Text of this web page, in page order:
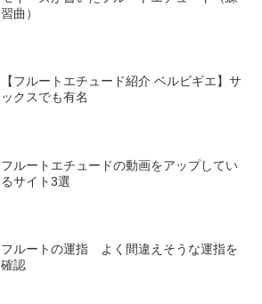
習曲）
【フルートエチュード紹介 ベルビギエ】サ
ックスでも有名
フルートエチュードの動画をアップしてい
るサイト3選
フルートの運指 よく間違えそうな運指を
確認